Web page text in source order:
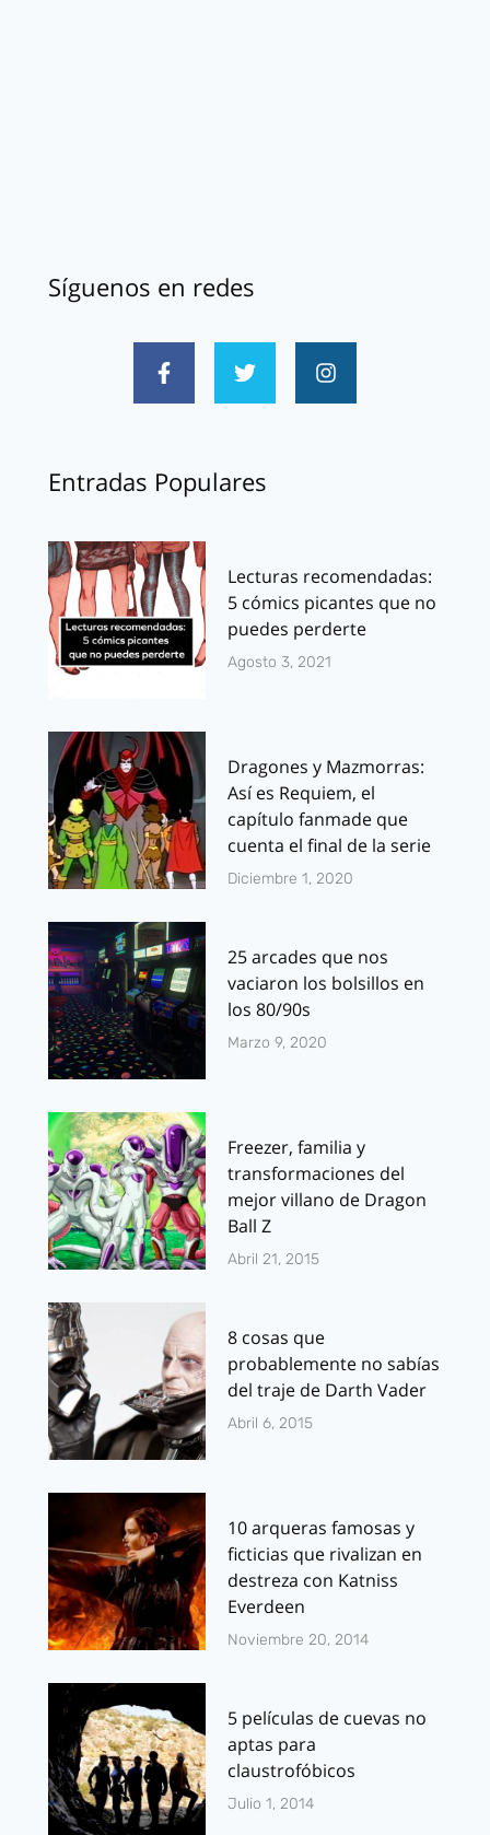
Síguenos en redes
Entradas Populares
Lecturas recomendadas:
5 cómics picantes que no
puedes perderte
Agosto 3, 2021
Dragones y Mazmorras:
Así es Requiem, el
capítulo fanmade que
cuenta el final de la serie
Diciembre 1, 2020
25 arcades que nos
vaciaron los bolsillos en
los 80/90s
Marzo 9, 2020
Freezer, familia y
transformaciones del
mejor villano de Dragon
Ball Z
Abril 21, 2015
8 cosas que
probablemente no sabías
del traje de Darth Vader
Abril 6, 2015
10 arqueras famosas y
ficticias que rivalizan en
destreza con Katniss
Everdeen
Noviembre 20, 2014
5 películas de cuevas no
aptas para
claustrofóbicos
Julio 1, 2014